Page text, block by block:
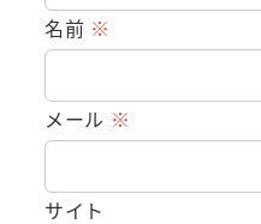
名前 ※
メール ※
サイト